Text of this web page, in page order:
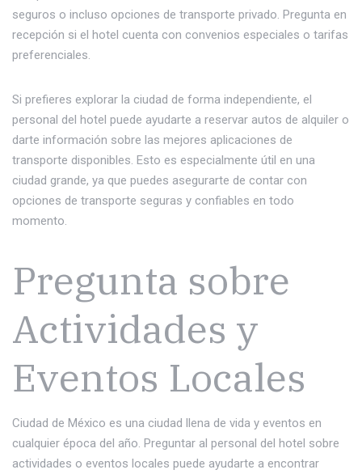
seguros o incluso opciones de transporte privado. Pregunta en
recepción si el hotel cuenta con convenios especiales o tarifas
preferenciales.
Si prefieres explorar la ciudad de forma independiente, el
personal del hotel puede ayudarte a reservar autos de alquiler o
darte información sobre las mejores aplicaciones de
transporte disponibles. Esto es especialmente útil en una
ciudad grande, ya que puedes asegurarte de contar con
opciones de transporte seguras y confiables en todo
momento.
Pregunta sobre
Actividades y
Eventos Locales
Ciudad de México es una ciudad llena de vida y eventos en
cualquier época del año. Preguntar al personal del hotel sobre
actividades o eventos locales puede ayudarte a encontrar